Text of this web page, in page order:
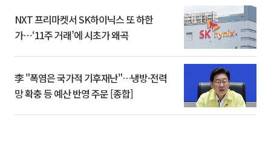
NXT 프리마켓서 SK하이닉스 또 하한
가⋯‘11주 거래’에 시초가 왜곡
李 "폭염은 국가적 기후재난"…냉방·전력
망 확충 등 예산 반영 주문 [종합]